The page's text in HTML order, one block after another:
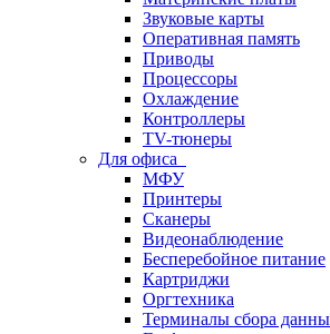
Звуковые карты
Оперативная память
Приводы
Процессоры
Охлаждение
Контроллеры
TV-тюнеры
Для офиса
МФУ
Принтеры
Сканеры
Видеонаблюдение
Бесперебойное питание
Картриджи
Оргтехника
Терминалы сбора